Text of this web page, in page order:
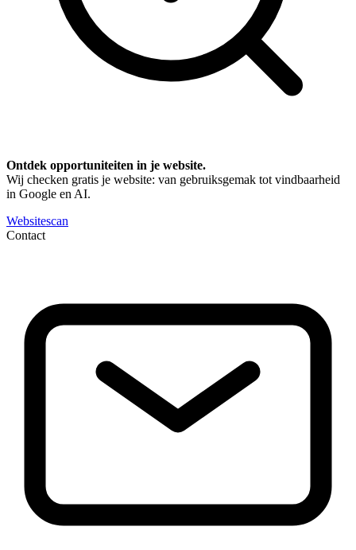
Ontdek opportuniteiten in je website.
Wij checken gratis je website: van gebruiksgemak tot vindbaarheid
in Google en AI.
Websitescan
Contact